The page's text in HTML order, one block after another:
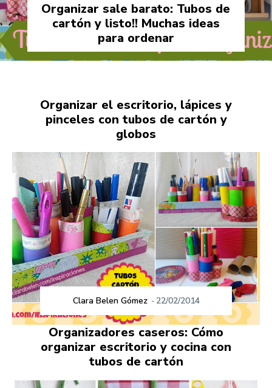
Organizar sale barato: Tubos de
cartón y listo!! Muchas ideas
para ordenar
Organizar el escritorio, lápices y
pinceles con tubos de cartón y
globos
Clara Belen Gómez - 22/02/2014
Organizadores caseros: Cómo
organizar escritorio y cocina con
tubos de cartón